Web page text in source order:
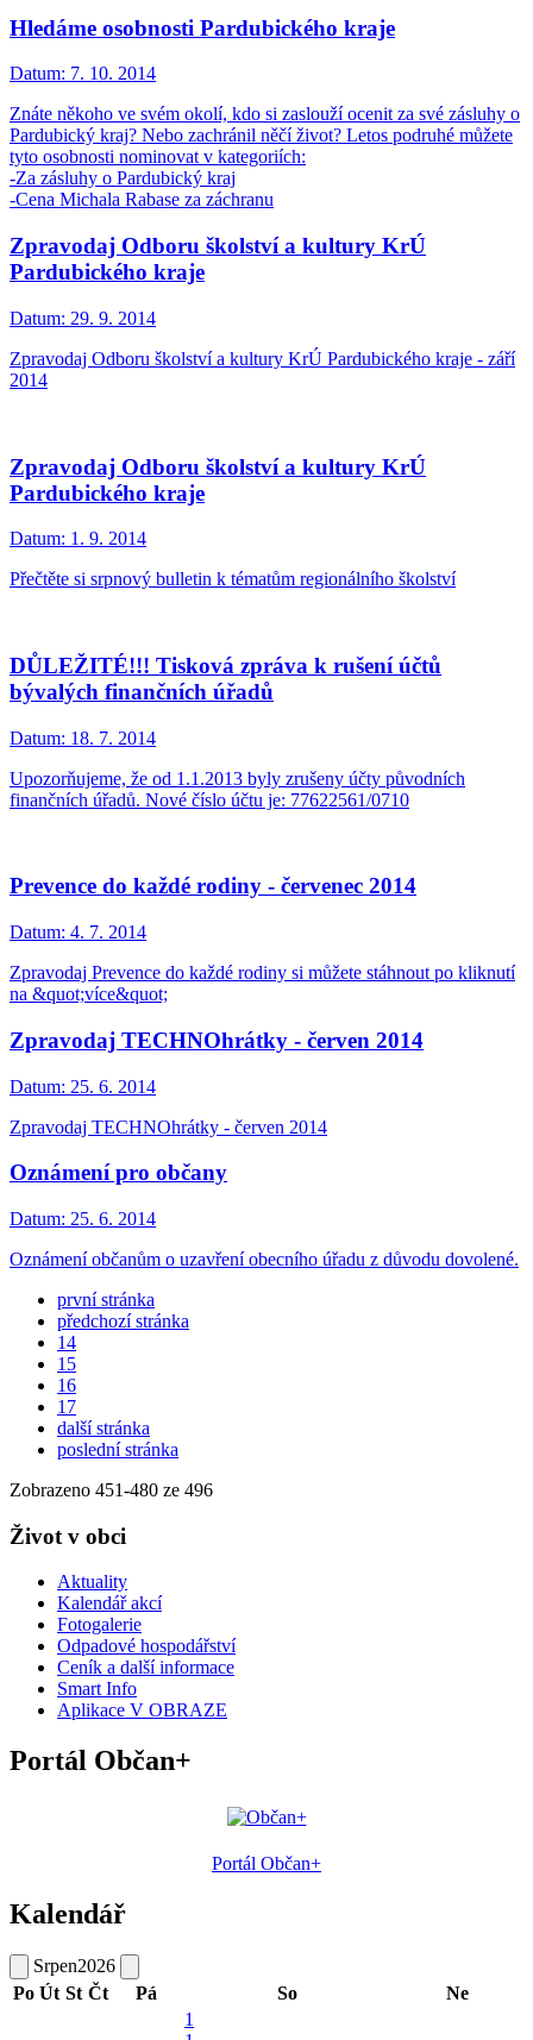
Hledáme osobnosti Pardubického kraje
Datum: 7. 10. 2014
Znáte někoho ve svém okolí, kdo si zaslouží ocenit za své zásluhy o
Pardubický kraj? Nebo zachránil něčí život? Letos podruhé můžete
tyto osobnosti nominovat v kategoriích:
-Za zásluhy o Pardubický kraj
-Cena Michala Rabase za záchranu
Zpravodaj Odboru školství a kultury KrÚ
Pardubického kraje
Datum: 29. 9. 2014
Zpravodaj Odboru školství a kultury KrÚ Pardubického kraje - září
2014
Zpravodaj Odboru školství a kultury KrÚ
Pardubického kraje
Datum: 1. 9. 2014
Přečtěte si srpnový bulletin k tématům regionálního školství
DŮLEŽITÉ!!! Tisková zpráva k rušení účtů
bývalých finančních úřadů
Datum: 18. 7. 2014
Upozorňujeme, že od 1.1.2013 byly zrušeny účty původních
finančních úřadů. Nové číslo účtu je: 77622561/0710
Prevence do každé rodiny - červenec 2014
Datum: 4. 7. 2014
Zpravodaj Prevence do každé rodiny si můžete stáhnout po kliknutí
na &quot;více&quot;
Zpravodaj TECHNOhrátky - červen 2014
Datum: 25. 6. 2014
Zpravodaj TECHNOhrátky - červen 2014
Oznámení pro občany
Datum: 25. 6. 2014
Oznámení občanům o uzavření obecního úřadu z důvodu dovolené.
první stránka
předchozí stránka
14
15
16
17
další stránka
poslední stránka
Zobrazeno 451-480 ze 496
Život v obci
Aktuality
Kalendář akcí
Fotogalerie
Odpadové hospodářství
Ceník a další informace
Smart Info
Aplikace V OBRAZE
Portál Občan+
Portál Občan+
Kalendář
Srpen2026
Po Út St Čt Pá So
Ne
1